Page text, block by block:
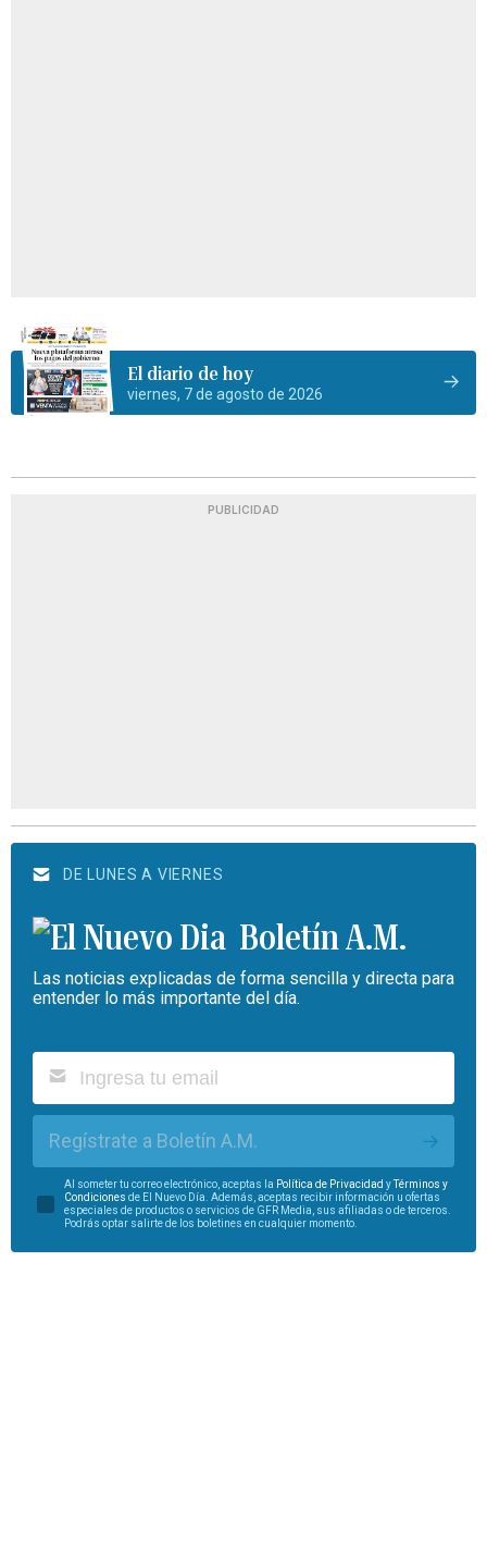
El diario de hoy
viernes, 7 de agosto de 2026
PUBLICIDAD
DE LUNES A VIERNES
Boletín A.M.
Las noticias explicadas de forma sencilla y directa para
entender lo más importante del día.
Regístrate a Boletín A.M.
Al someter tu correo electrónico, aceptas la Política de Privacidad yTérminos y
Condiciones de El Nuevo Día. Además, aceptas recibir información u ofertas
especiales de productos o servicios de GFR Media, sus afiliadas o de terceros.
Podrás optar salirte de los boletines en cualquier momento.